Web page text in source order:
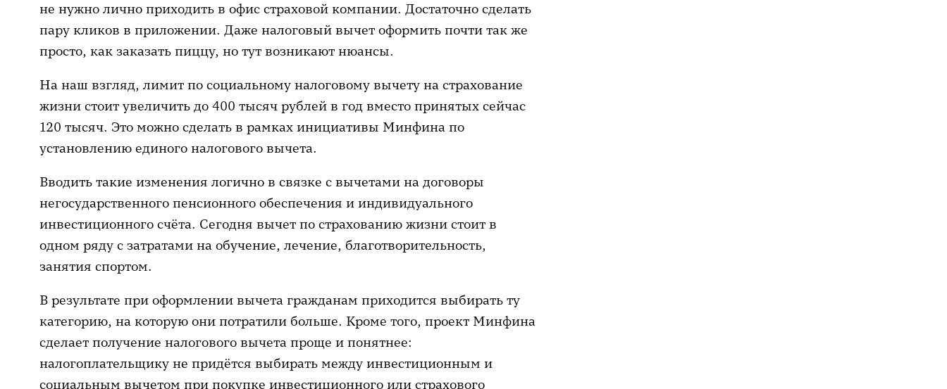
не нужно лично приходить в офис страховой компании. Достаточно сделать
пару кликов в приложении. Даже налоговый вычет оформить почти так же
просто, как заказать пиццу, но тут возникают нюансы.
На наш взгляд, лимит по социальному налоговому вычету на страхование
жизни стоит увеличить до 400 тысяч рублей в год вместо принятых сейчас
120 тысяч. Это можно сделать в рамках инициативы Минфина по
установлению единого налогового вычета.
Вводить такие изменения логично в связке с вычетами на договоры
негосударственного пенсионного обеспечения и индивидуального
инвестиционного счёта. Сегодня вычет по страхованию жизни стоит в
одном ряду с затратами на обучение, лечение, благотворительность,
занятия спортом.
В результате при оформлении вычета гражданам приходится выбирать ту
категорию, на которую они потратили больше. Кроме того, проект Минфина
сделает получение налогового вычета проще и понятнее:
налогоплательщику не придётся выбирать между инвестиционным и
социальным вычетом при покупке инвестиционного или страхового